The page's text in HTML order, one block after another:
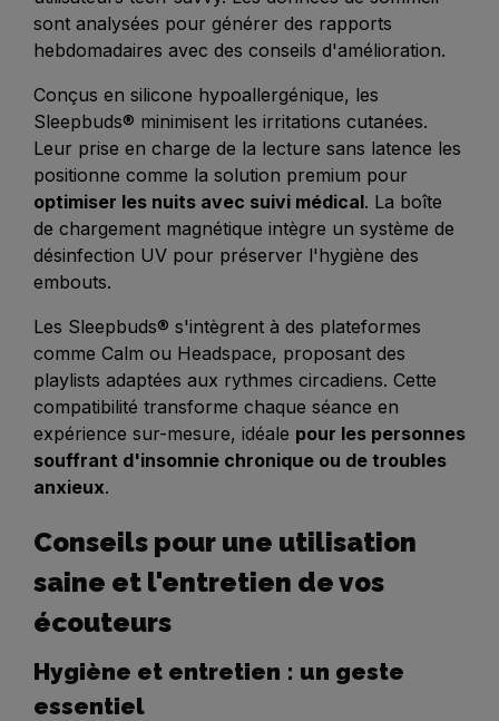
sont analysées pour générer des rapports
hebdomadaires avec des conseils d'amélioration.
Conçus en silicone hypoallergénique, les
Sleepbuds® minimisent les irritations cutanées.
Leur prise en charge de la lecture sans latence les
positionne comme la solution premium pour
optimiser les nuits avec suivi médical. La boîte
de chargement magnétique intègre un système de
désinfection UV pour préserver l'hygiène des
embouts.
Les Sleepbuds® s'intègrent à des plateformes
comme Calm ou Headspace, proposant des
playlists adaptées aux rythmes circadiens. Cette
compatibilité transforme chaque séance en
expérience sur-mesure, idéale pour les personnes
souffrant d'insomnie chronique ou de troubles
anxieux.
Conseils pour une utilisation
saine et l'entretien de vos
écouteurs
Hygiène et entretien : un geste
essentiel